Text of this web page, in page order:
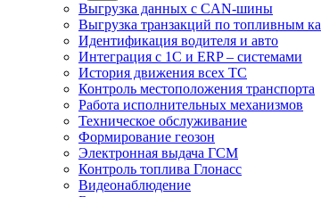
Выгрузка данных с CAN-шины
Выгрузка транзакций по топливным
Идентификация водителя и авто
Интеграция с 1С и ERP – системами
История движения всех ТС
Контроль местоположения транспорта
Работа исполнительных механизмов
Техническое обслуживание
Формирование геозон
Электронная выдача ГСМ
Контроль топлива Глонасс
Видеонаблюдение